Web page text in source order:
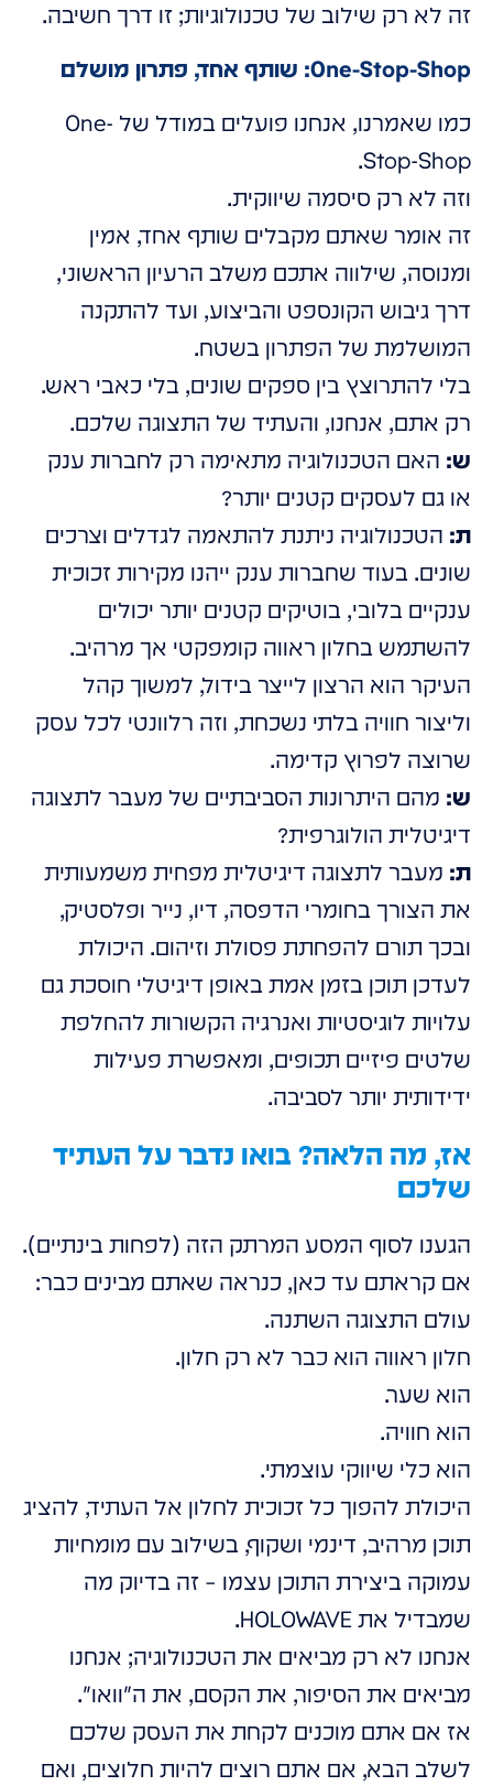
זה לא רק שילוב של טכנולוגיות; זו דרך חשיבה.
One-Stop-Shop: שותף אחד, פתרון מושלם
כמו שאמרנו, אנחנו פועלים במודל של One-
Stop-Shop.
וזה לא רק סיסמה שיווקית.
זה אומר שאתם מקבלים שותף אחד, אמין
ומנוסה, שילווה אתכם משלב הרעיון הראשוני,
דרך גיבוש הקונספט והביצוע, ועד להתקנה
המושלמת של הפתרון בשטח.
בלי להתרוצץ בין ספקים שונים, בלי כאבי ראש.
רק אתם, אנחנו, והעתיד של התצוגה שלכם.
ש: האם הטכנולוגיה מתאימה רק לחברות ענק
או גם לעסקים קטנים יותר?
ת: הטכנולוגיה ניתנת להתאמה לגדלים וצרכים
שונים. בעוד שחברות ענק ייהנו מקירות זכוכית
ענקיים בלובי, בוטיקים קטנים יותר יכולים
להשתמש בחלון ראווה קומפקטי אך מרהיב.
העיקר הוא הרצון לייצר בידול, למשוך קהל
וליצור חוויה בלתי נשכחת, וזה רלוונטי לכל עסק
שרוצה לפרוץ קדימה.
ש: מהם היתרונות הסביבתיים של מעבר לתצוגה
דיגיטלית הולוגרפית?
ת: מעבר לתצוגה דיגיטלית מפחית משמעותית
את הצורך בחומרי הדפסה, דיו, נייר ופלסטיק,
ובכך תורם להפחתת פסולת וזיהום. היכולת
לעדכן תוכן בזמן אמת באופן דיגיטלי חוסכת גם
עלויות לוגיסטיות ואנרגיה הקשורות להחלפת
שלטים פיזיים תכופים, ומאפשרת פעילות
ידידותית יותר לסביבה.
אז, מה הלאה? בואו נדבר על העתיד
שלכם
הגענו לסוף המסע המרתק הזה (לפחות בינתיים).
אם קראתם עד כאן, כנראה שאתם מבינים כבר:
עולם התצוגה השתנה.
חלון ראווה הוא כבר לא רק חלון.
הוא שער.
הוא חוויה.
הוא כלי שיווקי עוצמתי.
היכולת להפוך כל זכוכית לחלון אל העתיד, להציג
תוכן מרהיב, דינמי ושקוף, בשילוב עם מומחיות
עמוקה ביצירת התוכן עצמו – זה בדיוק מה
שמבדיל את HOLOWAVE.
אנחנו לא רק מביאים את הטכנולוגיה; אנחנו
מביאים את הסיפור, את הקסם, את ה"וואו".
אז אם אתם מוכנים לקחת את העסק שלכם
לשלב הבא, אם אתם רוצים להיות חלוצים, ואם